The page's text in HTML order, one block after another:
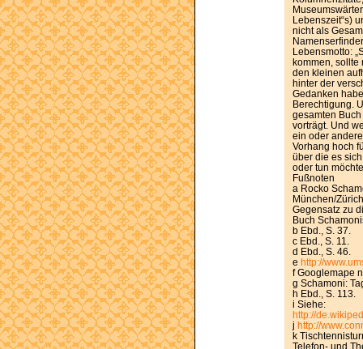
Lebenszeit“s)
nicht als
Lebensmotto:
kommen, sollte
den kleinen
hinter der
Gedanken
Berechtigung.
gesamten
vorträgt. Und
ein oder
Vorhang hoch
über die es
oder tun
Fußnoten
a Rocko
München/
Gegensatz zu
Buch
b Ebd., S. 37.
c Ebd., S. 11.
d Ebd., S. 46.
e http://
f Googlemape
g Schamoni:
h Ebd., S. 113.
i Siehe:
http://
j http://
k
Telefon- und